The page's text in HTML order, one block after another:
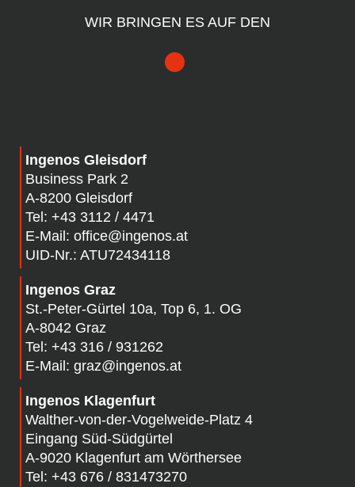
WIR BRINGEN ES AUF DEN
Ingenos Gleisdorf
Business Park 2
A-8200 Gleisdorf
Tel: +43 3112 / 4471
E-Mail: office@ingenos.at
UID-Nr.: ATU72434118
Ingenos Graz
St.-Peter-Gürtel 10a, Top 6, 1. OG
A-8042 Graz
Tel: +43 316 / 931262
E-Mail: graz@ingenos.at
Ingenos Klagenfurt
Walther-von-der-Vogelweide-Platz 4
Eingang Süd-Südgürtel
A-9020 Klagenfurt am Wörthersee
Tel: +43 676 / 831473270